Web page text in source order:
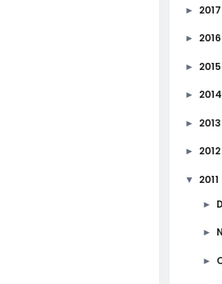
► 2017
► 2016
► 2015
► 2014
► 2013
► 2012
▼ 2011
►
►
►